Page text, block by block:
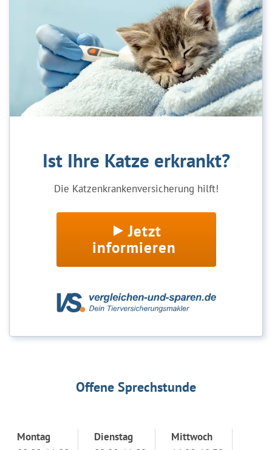
Ist Ihre Katze erkrankt?
Die Katzenkrankenversicherung hilft!
Jetzt
informieren
Offene Sprechstunde
Montag
Dienstag
Mittwoch